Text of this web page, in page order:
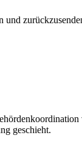
geschieht.